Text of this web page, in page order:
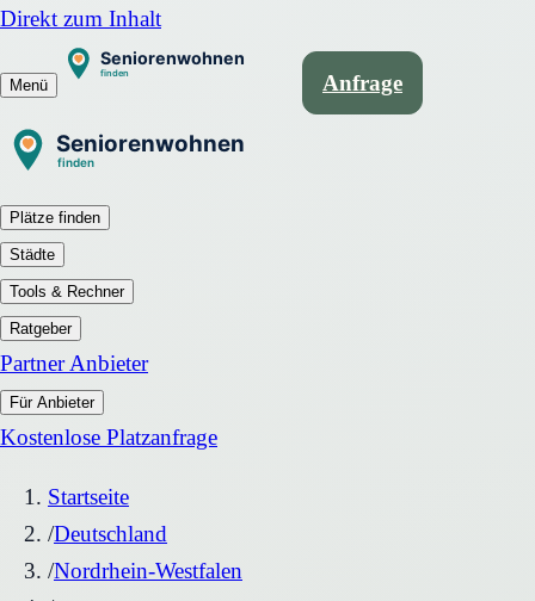
Direkt zum Inhalt
Menü Anfrage
Plätze finden
Städte
Tools & Rechner
Ratgeber
Partner Anbieter
Für Anbieter
Kostenlose Platzanfrage
Startseite
/Deutschland
/Nordrhein-Westfalen